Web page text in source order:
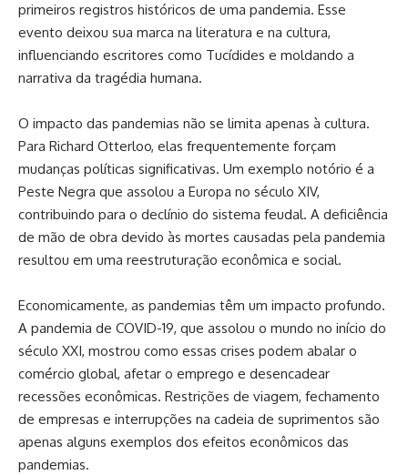
primeiros registros históricos de uma pandemia. Esse
evento deixou sua marca na literatura e na cultura,
influenciando escritores como Tucídides e moldando a
narrativa da tragédia humana.
O impacto das pandemias não se limita apenas à cultura.
Para Richard Otterloo, elas frequentemente forçam
mudanças políticas significativas. Um exemplo notório é a
Peste Negra que assolou a Europa no século XIV,
contribuindo para o declínio do sistema feudal. A deficiência
de mão de obra devido às mortes causadas pela pandemia
resultou em uma reestruturação econômica e social.
Economicamente, as pandemias têm um impacto profundo.
A pandemia de COVID-19, que assolou o mundo no início do
século XXI, mostrou como essas crises podem abalar o
comércio global, afetar o emprego e desencadear
recessões econômicas. Restrições de viagem, fechamento
de empresas e interrupções na cadeia de suprimentos são
apenas alguns exemplos dos efeitos econômicos das
pandemias.